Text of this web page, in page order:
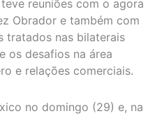
reuniões com o agora
Obrador e também com
tratados nas bilaterais
os desafios na área
e relações comerciais.
no domingo (29) e, na